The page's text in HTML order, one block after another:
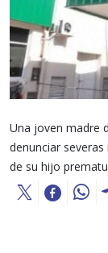
Una joven madre
denunciar
de su hijo